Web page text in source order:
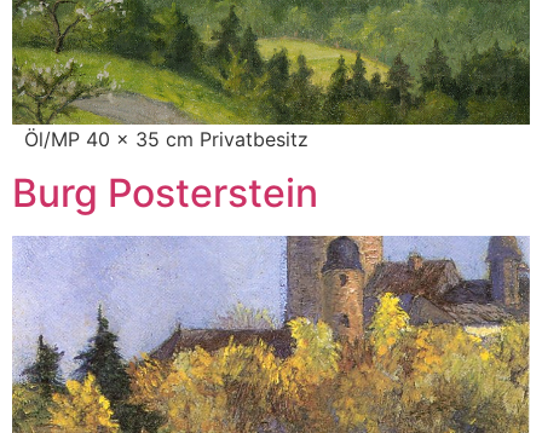
Öl/MP 40 x 35 cm Privatbesitz
Burg Posterstein